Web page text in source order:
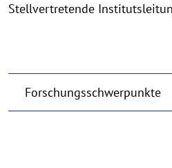
Stellvertretende
Forschungsschwerpunkte